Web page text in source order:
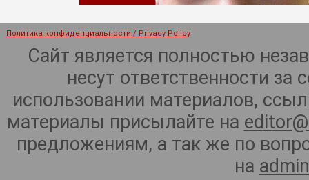
Политика конфиденциальности / Privacy Policy
Сайт является полностью
несут ответственности
использовании материалов,
материалы присылайте на
предложениям, а так же по
на